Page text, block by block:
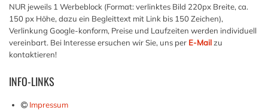
NUR jeweils 1 Werbeblock (Format: verlinktes Bild 220px Breite, ca.
150 px Höhe, dazu ein Begleittext mit Link bis 150 Zeichen),
Verlinkung Google-konform, Preise und Laufzeiten werden individuell
vereinbart. Bei Interesse ersuchen wir Sie, uns per E-Mailzu
kontaktieren!
INFO-LINKS
Impressum